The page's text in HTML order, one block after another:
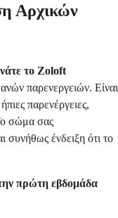
Αρχικών
το Zoloft
παρενεργειών. Είναι
παρενέργειες,
σώμα σας
συνήθως ένδειξη ότι το
πρώτη εβδομάδα